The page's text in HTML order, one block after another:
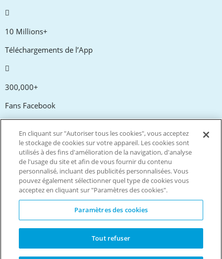
10 Millions+
Téléchargements de l’App
300,000+
Fans Facebook
20,000+
Codes promos
Vivez plus. Dépensez moins.
© Copyright Invitation Digital Ltd. Tous droits réservés.
En cliquant sur "Autoriser tous les cookies", vous acceptez
le stockage de cookies sur votre appareil. Les cookies sont
utilisés à des fins d'amélioration de la navigation, d'analyse
de l'usage du site et afin de vous fournir du contenu
personnalisé, incluant des publicités personnalisées. Vous
pouvez également sélectionner quel type de cookies vous
acceptez en cliquant sur "Paramètres des cookies".
Paramètres des cookies
Tout refuser